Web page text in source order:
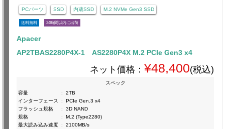
PCパーツ SSD 内蔵SSD M.2 NVMe Gen3 SSD
送料無料 24時間以内に出荷
Apacer
AP2TBAS2280P4X-1 AS2280P4X M.2 PCIe Gen3 x4
ネット価格： ¥48,400(税込)
スペック
容量
:
2TB
インターフェース
:
PCIe Gen.3 x4
フラッシュ規格
:
3D NAND
規格
:
M.2 (Type2280)
最大読み込み速度 :
2100MB/s